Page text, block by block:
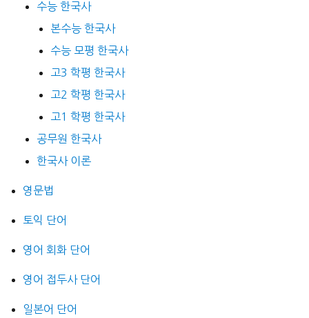
수능 한국사
본수능 한국사
수능 모평 한국사
고3 학평 한국사
고2 학평 한국사
고1 학평 한국사
공무원 한국사
한국사 이론
영문법
토익 단어
영어 회화 단어
영어 접두사 단어
일본어 단어